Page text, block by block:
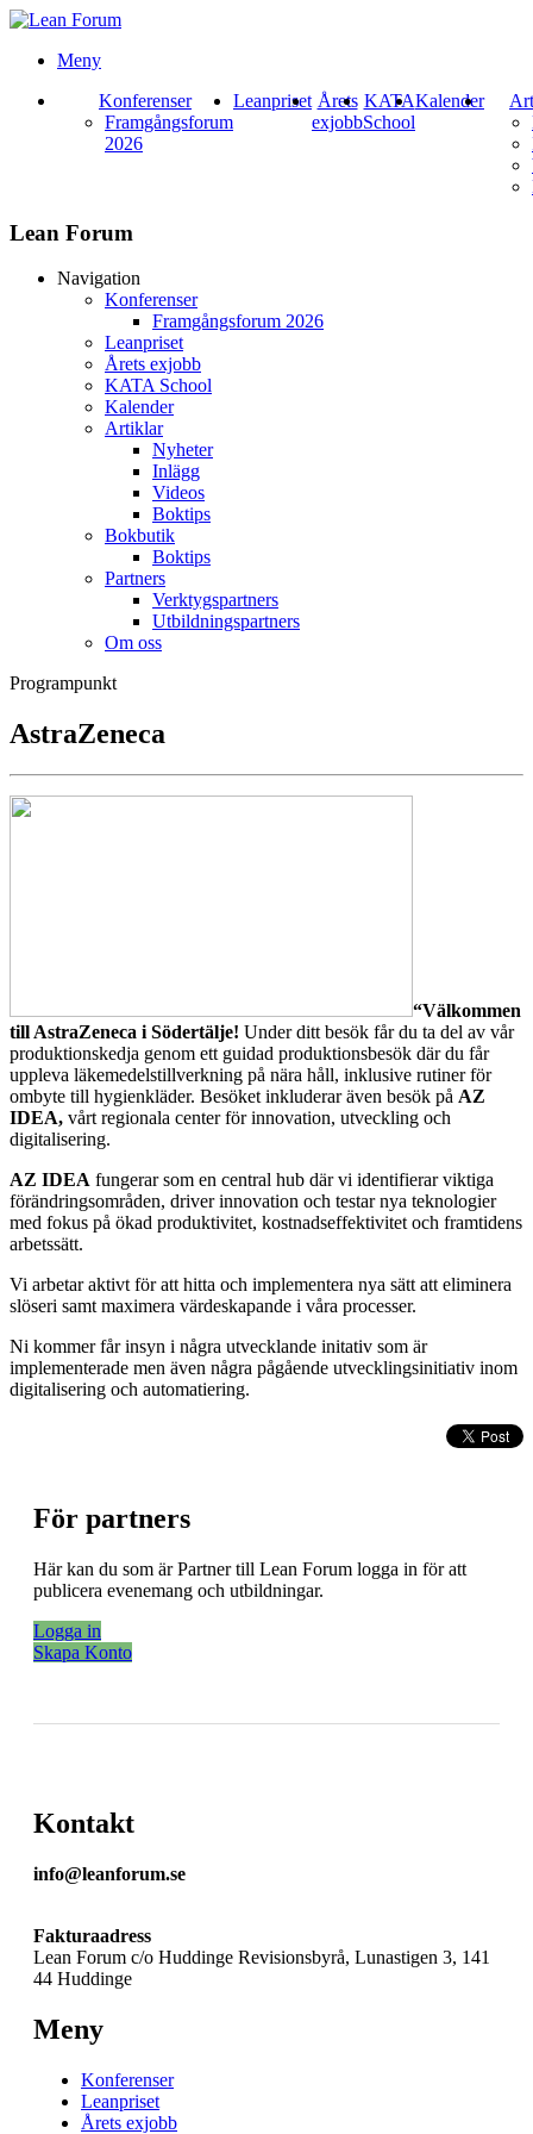
Meny
Konferenser
Framgångsforum
2026
Leanpriset Årets
exjobb
KATA
School
Kalender
Lean Forum
Navigation
Konferenser
Framgångsforum 2026
Leanpriset
Årets exjobb
KATA School
Kalender
Artiklar
Nyheter
Inlägg
Videos
Boktips
Bokbutik
Boktips
Partners
Verktygspartners
Utbildningspartners
Om oss
Programpunkt
AstraZeneca
“Välkommen
till AstraZeneca i Södertälje! Under ditt besök får du ta del av vår
produktionskedja genom ett guidad produktionsbesök där du får
uppleva läkemedelstillverkning på nära håll, inklusive rutiner för
ombyte till hygienkläder. Besöket inkluderar även besök på AZ
IDEA, vårt regionala center för innovation, utveckling och
digitalisering.
AZ IDEA fungerar som en central hub där vi identifierar viktiga
förändringsområden, driver innovation och testar nya teknologier
med fokus på ökad produktivitet, kostnadseffektivitet och framtidens
arbetssätt.
Vi arbetar aktivt för att hitta och implementera nya sätt att eliminera
slöseri samt maximera värdeskapande i våra processer.
Ni kommer får insyn i några utvecklande initativ som är
implementerade men även några pågående utvecklingsinitiativ inom
digitalisering och automatiering.
För partners
Här kan du som är Partner till Lean Forum logga in för att
publicera evenemang och utbildningar.
Logga in
Skapa Konto
Kontakt
info@leanforum.se
Fakturaadress
Lean Forum c/o Huddinge Revisionsbyrå, Lunastigen 3, 141
44 Huddinge
Meny
Konferenser
Leanpriset
Årets exjobb